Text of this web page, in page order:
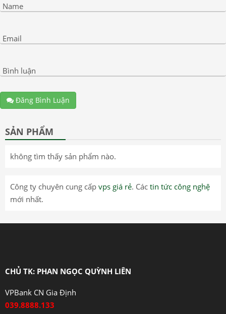
Name
Email
Bình luận
Đăng Bình Luận
SẢN PHẨM
không tìm thấy sản phẩm nào.
Công ty chuyên cung cấp vps giá rẻ. Các tin tức công nghệ
mới nhất.
CHỦ TK: PHAN NGỌC QUỲNH LIÊN
VPBank CN Gia Định
039.8888.133